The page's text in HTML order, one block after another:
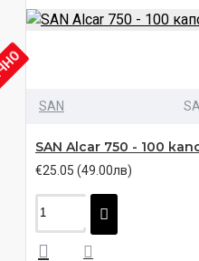
SAN
SAN Alcar 750 - 100
€25.05 (49.00лв)